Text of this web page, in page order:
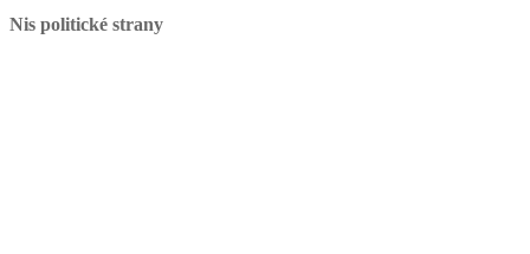
Nis politické strany